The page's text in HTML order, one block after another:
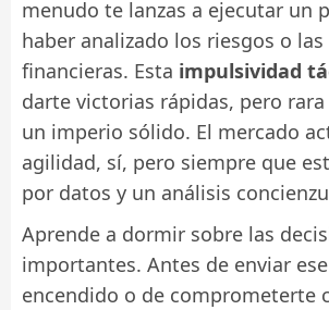
menudo te lanzas a ejecutar un
haber analizado los riesgos o
financieras. Esta impulsividad
darte victorias rápidas, pero
un imperio sólido. El mercado
agilidad, sí, pero siempre que
por datos y un análisis
Aprende a dormir sobre las
importantes. Antes de enviar
encendido o de comprometerte